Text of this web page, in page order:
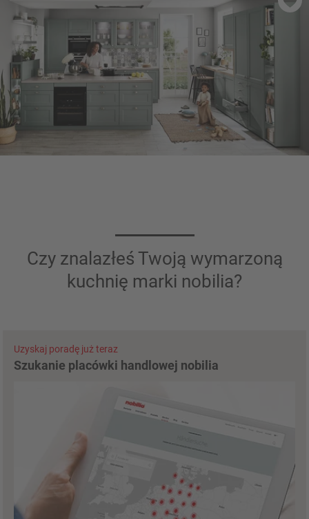
Czy znalazłeś Twoją wymarzoną
kuchnię marki nobilia?
Uzyskaj poradę już teraz
Szukanie placówki handlowej nobilia